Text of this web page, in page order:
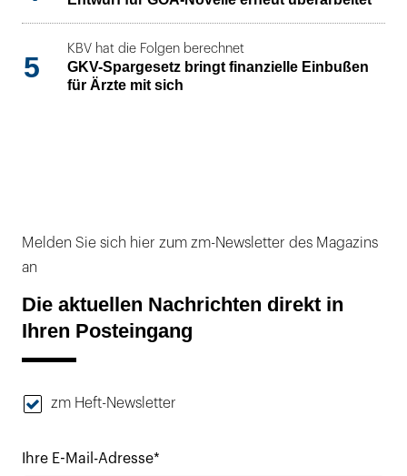
5
KBV hat die Folgen berechnet
GKV-Spargesetz bringt finanzielle Einbußen
für Ärzte mit sich
Melden Sie sich hier zum zm-Newsletter des Magazins
an
Die aktuellen Nachrichten direkt in
Ihren Posteingang
zm Heft-Newsletter
Ihre E-Mail-Adresse*